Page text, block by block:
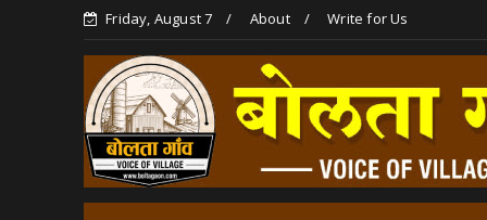
Friday, August 7 About Write for Us